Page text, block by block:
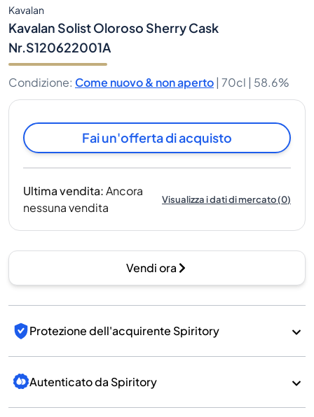
Kavalan
Kavalan Solist Oloroso Sherry Cask
Nr.S120622001A
Condizione: Come nuovo & non aperto | 70cl | 58.6%
Fai un'offerta di acquisto
Ultima vendita:Ancora
nessuna vendita
Visualizza i dati di mercato(0)
Vendi ora
Protezione dell'acquirente Spiritory
Autenticato da Spiritory